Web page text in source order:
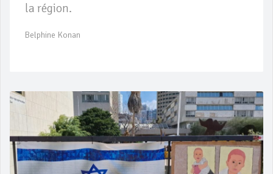
la région.
Belphine Konan